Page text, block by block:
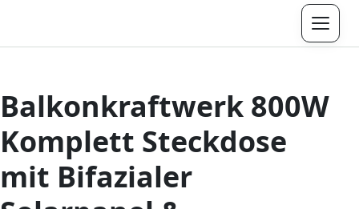
Menü
Balkonkraftwerk 800W
Komplett Steckdose
mit Bifazialer